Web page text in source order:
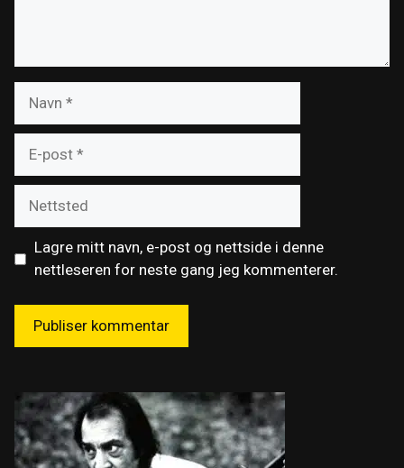
post
Lagre mitt navn, e-post og nettside i denne
nettleseren for neste gang jeg kommenterer.